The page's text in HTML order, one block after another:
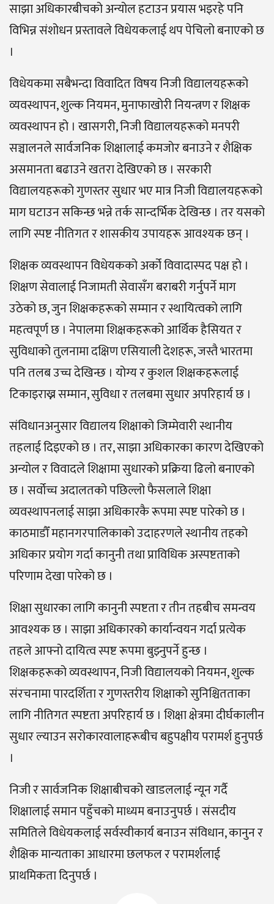
साझा अधिकारबीचको अन्योल हटाउन प्रयास भइरहे पनि
विभिन्न संशोधन प्रस्तावले विधेयकलाई थप पेचिलो बनाएको छ
।
विधेयकमा सबैभन्दा विवादित विषय निजी विद्यालयहरूको
व्यवस्थापन, शुल्क नियमन, मुनाफाखोरी नियन्त्रण र शिक्षक
व्यवस्थापन हो । खासगरी, निजी विद्यालयहरूको मनपरी
सञ्चालनले सार्वजनिक शिक्षालाई कमजोर बनाउने र शैक्षिक
असमानता बढाउने खतरा देखिएको छ । सरकारी
विद्यालयहरूको गुणस्तर सुधार भए मात्र निजी विद्यालयहरूको
माग घटाउन सकिन्छ भन्ने तर्क सान्दर्भिक देखिन्छ । तर यसको
लागि स्पष्ट नीतिगत र शासकीय उपायहरू आवश्यक छन् ।
शिक्षक व्यवस्थापन विधेयकको अर्को विवादास्पद पक्ष हो ।
शिक्षण सेवालाई निजामती सेवासँग बराबरी गर्नुपर्ने माग
उठेको छ, जुन शिक्षकहरूको सम्मान र स्थायित्वको लागि
महत्वपूर्ण छ । नेपालमा शिक्षकहरूको आर्थिक हैसियत र
सुविधाको तुलनामा दक्षिण एसियाली देशहरू, जस्तै भारतमा
पनि तलब उच्च देखिन्छ । योग्य र कुशल शिक्षकहरूलाई
टिकाइराख्न सम्मान, सुविधा र तलबमा सुधार अपरिहार्य छ ।
संविधानअनुसार विद्यालय शिक्षाको जिम्मेवारी स्थानीय
तहलाई दिइएको छ । तर, साझा अधिकारका कारण देखिएको
अन्योल र विवादले शिक्षामा सुधारको प्रक्रिया ढिलो बनाएको
छ । सर्वोच्च अदालतको पछिल्लो फैसलाले शिक्षा
व्यवस्थापनलाई साझा अधिकारकै रूपमा स्पष्ट पारेको छ ।
काठमाडौँ महानगरपालिकाको उदाहरणले स्थानीय तहको
अधिकार प्रयोग गर्दा कानुनी तथा प्राविधिक अस्पष्टताको
परिणाम देखा पारेको छ ।
शिक्षा सुधारका लागि कानुनी स्पष्टता र तीन तहबीच समन्वय
आवश्यक छ । साझा अधिकारको कार्यान्वयन गर्दा प्रत्येक
तहले आफ्नो दायित्व स्पष्ट रूपमा बुझ्नुपर्ने हुन्छ ।
शिक्षकहरूको व्यवस्थापन, निजी विद्यालयको नियमन, शुल्क
संरचनामा पारदर्शिता र गुणस्तरीय शिक्षाको सुनिश्चितताका
लागि नीतिगत स्पष्टता अपरिहार्य छ । शिक्षा क्षेत्रमा दीर्घकालीन
सुधार ल्याउन सरोकारवालाहरूबीच बहुपक्षीय परामर्श हुनुपर्छ
।
निजी र सार्वजनिक शिक्षाबीचको खाडललाई न्यून गर्दै
शिक्षालाई समान पहुँचको माध्यम बनाउनुपर्छ । संसदीय
समितिले विधेयकलाई सर्वस्वीकार्य बनाउन संविधान, कानुन र
शैक्षिक मान्यताका आधारमा छलफल र परामर्शलाई
प्राथमिकता दिनुपर्छ ।